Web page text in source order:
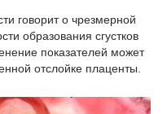
говорит о чрезмерной
образования сгустков
показателей может
отслойке плаценты.